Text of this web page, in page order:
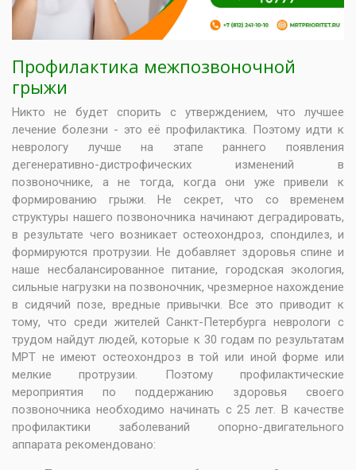
Профилактика межпозвоночной
грыжи
Никто не будет спорить с утверждением, что лучшее
лечение болезни - это её профилактика. Поэтому идти к
неврологу лучше на этапе раннего появления
дегенеративно-дистрофических изменений в
позвоночнике, а не тогда, когда они уже привели к
формированию грыжи. Не секрет, что со временем
структуры нашего позвоночника начинают деградировать,
в результате чего возникает остеохондроз, спондилез, и
формируются протрузии. Не добавляет здоровья спине и
наше несбалансированное питание, городская экология,
сильные нагрузки на позвоночник, чрезмерное нахождение
в сидячий позе, вредные привычки. Все это приводит к
тому, что среди жителей Санкт-Петербурга неврологи с
трудом найдут людей, которые к 30 годам по результатам
МРТ не имеют остеохондроз в той или иной форме или
мелкие протрузии. Поэтому профилактические
мероприятия по поддержанию здоровья своего
позвоночника необходимо начинать с 25 лет. В качестве
профилактики заболеваний опорно-двигательного
аппарата рекомендовано: